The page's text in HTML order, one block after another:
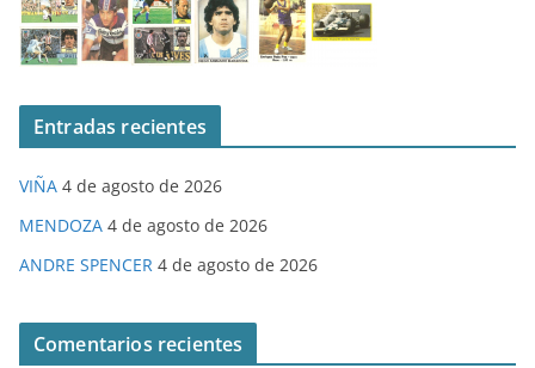
Entradas recientes
VIÑA 4 de agosto de 2026
MENDOZA 4 de agosto de 2026
ANDRE SPENCER 4 de agosto de 2026
Comentarios recientes